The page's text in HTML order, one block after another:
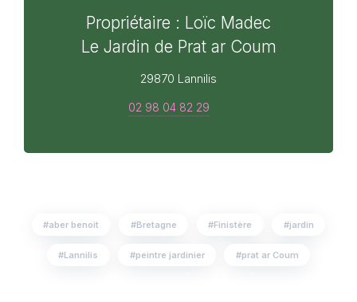
Propriétaire : Loïc Madec
Le Jardin de Prat ar Coum
29870 Lannilis
02 98 04 82 29
aber benoit Bretagne Finistère jardin
Lannilis peintre jardinier prat ar Coum